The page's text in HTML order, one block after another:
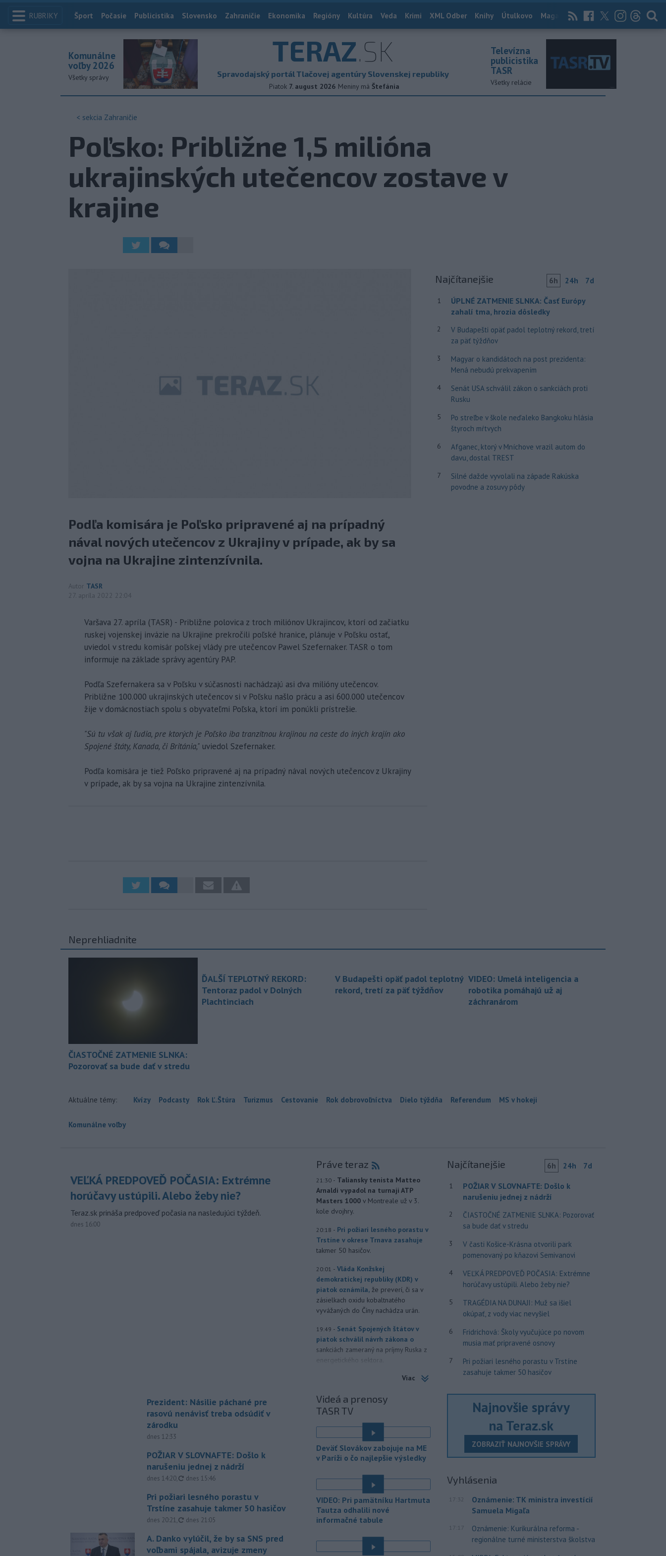
RUBRIKY Index
Šport Počasie Publicistika Slovensko Zahraničie Ekonomika Regióny Kultúra Veda Krimi XML Odber Knihy Útulkovo Magazín News Now Archív
TERAZ.SK
Spravodajský portál Tlačovej agentúry Slovenskej republiky
Piatok 7. august 2026 Meniny má Štefánia
Komunálne
voľby 2026
Všetky správy
Televízna
publicistika
TASR
Všetky relácie
< sekcia Zahraničie
Poľsko: Približne 1,5 milióna
ukrajinských utečencov zostave v
krajine
Podľa komisára je Poľsko pripravené aj na prípadný
nával nových utečencov z Ukrajiny v prípade, ak by sa
vojna na Ukrajine zintenzívnila.
Autor TASR
27. apríla 2022 22:04
Varšava 27. apríla (TASR) - Približne polovica z troch miliónov Ukrajincov, ktorí od začiatku
ruskej vojenskej invázie na Ukrajine prekročili poľské hranice, plánuje v Poľsku ostať,
uviedol v stredu komisár poľskej vlády pre utečencov Pawel Szefernaker. TASR o tom
informuje na základe správy agentúry PAP.
Podľa Szefernakera sa v Poľsku v súčasnosti nachádzajú asi dva milióny utečencov.
Približne 100.000 ukrajinských utečencov si v Poľsku našlo prácu a asi 600.000 utečencov
žije v domácnostiach spolu s obyvateľmi Poľska, ktorí im ponúkli prístrešie.
"Sú tu však aj ľudia, pre ktorých je Poľsko iba tranzitnou krajinou na ceste do iných krajín ako
Spojené štáty, Kanada, či Británia," uviedol Szefernaker.
Podľa komisára je tiež Poľsko pripravené aj na prípadný nával nových utečencov z Ukrajiny
v prípade, ak by sa vojna na Ukrajine zintenzívnila.
Najčítanejšie 6h 24h 7d
1
ÚPLNÉ ZATMENIE SLNKA: Časť Európy
zahalí tma, hrozia dôsledky
2
V Budapešti opäť padol teplotný rekord, tretí
za päť týždňov
3
Magyar o kandidátoch na post prezidenta:
Mená nebudú prekvapením
4
Senát USA schválil zákon o sankciách proti
Rusku
5
Po streľbe v škole neďaleko Bangkoku hlásia
štyroch mŕtvych
6
Afganec, ktorý v Mníchove vrazil autom do
davu, dostal TREST
7
Silné dažde vyvolali na západe Rakúska
povodne a zosuvy pôdy
Neprehliadnite
ČIASTOČNÉ ZATMENIE SLNKA:
Pozorovať sa bude dať v stredu
ĎALŠÍ TEPLOTNÝ REKORD:
Tentoraz padol v Dolných
Plachtinciach
V Budapešti opäť padol teplotný
rekord, tretí za päť týždňov
VIDEO: Umelá inteligencia a
robotika pomáhajú už aj
záchranárom
Aktuálne témy: Kvízy Podcasty Rok Ľ.Štúra Turizmus Cestovanie Rok dobrovoľníctva Dielo týždňa Referendum MS v hokeji
Komunálne voľby
VEĽKÁ PREDPOVEĎ POČASIA: Extrémne
horúčavy ustúpili. Alebo žeby nie?
Teraz.sk prináša predpoveď počasia na nasledujúci týždeň.
dnes 16:00
Prezident: Násilie páchané pre
rasovú nenávisť treba odsúdiť v
zárodku
dnes 12:33
POŽIAR V SLOVNAFTE: Došlo k
narušeniu jednej z nádrží
dnes 14:20, aktualizované
dnes 15:46
Pri požiari lesného porastu v
Trstíne zasahuje takmer 50 hasičov
dnes 20:21, aktualizované
dnes 21:05
A. Danko vylúčil, že by sa SNS pred
voľbami spájala, avizuje zmeny
Práve teraz
21:30 - Taliansky tenista Matteo
Arnaldi vypadol na turnaji ATP
Masters 1000 v Montreale už v 3.
kole dvojhry.
20:18 - Pri požiari lesného porastu v
Trstíne v okrese Trnava zasahuje
takmer 50 hasičov.
20:01 - Vláda Konžskej
demokratickej republiky (KDR) v
piatok oznámila, že preverí, či sa v
zásielkach oxidu kobaltnatého
vyvážaných do Číny nachádza urán.
19:49 - Senát Spojených štátov v
piatok schválil návrh zákona o
sankciách zameraný na príjmy Ruska z
energetického sektora.
Slovenská polícia prispela k
ktorý sa podarilo ukončiť
právoplatným odsúdením páchateľa v
15:21 - Piatkový požiar v
bratislavskej rafinérii Slovnaft je
pod kontrolou.Príčina jeho vzniku
TASR to potvrdil hovorca rafinérie
Anton Molnár.
15:17 - Ministerstvo kultúry (MK) SR
upraví verziu opatrenia o
pôsobnosti rezortu.
Viac
Videá a prenosy
TASR TV
Deväť Slovákov zabojuje na ME
v Paríži o čo najlepšie výsledky
VIDEO: Pri pamätníku Hartmuta
Tautza odhalili nové
informačné tabule
Najčítanejšie 6h 24h 7d
1
POŽIAR V SLOVNAFTE: Došlo k
narušeniu jednej z nádrží
2
ČIASTOČNÉ ZATMENIE SLNKA: Pozorovať
sa bude dať v stredu
3
V časti Košice-Krásna otvorili park
pomenovaný po kňazovi Semivanovi
4
VEĽKÁ PREDPOVEĎ POČASIA: Extrémne
horúčavy ustúpili. Alebo žeby nie?
5
TRAGÉDIA NA DUNAJI: Muž sa išiel
okúpať, z vody viac nevyšiel
6
Fridrichová: Školy vyučujúce po novom
musia mať pripravené osnovy
7
Pri požiari lesného porastu v Trstíne
zasahuje takmer 50 hasičov
Najnovšie správy
na Teraz.sk
ZOBRAZIŤ NAJNOVŠIE SPRÁVY
Vyhlásenia
17:32
Oznámenie: TK ministra investícií
Samuela Migaľa
17:17
Oznámenie: Kurikurálna reforma -
regionálne turné ministerstva školstva